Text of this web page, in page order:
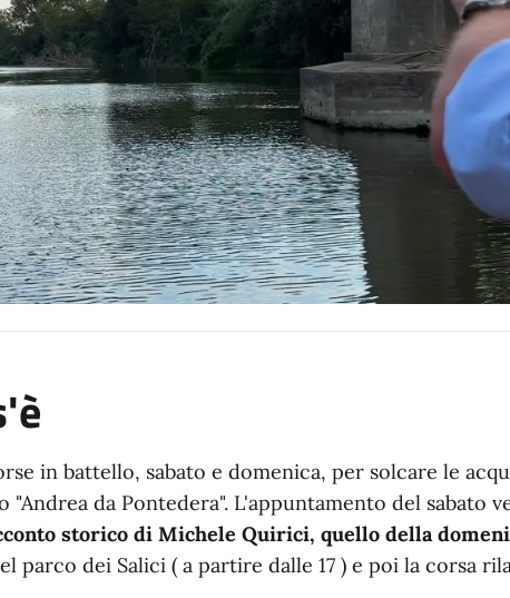
in battello, sabato e domenica, per solcare le
"Andrea da Pontedera". L'appuntamento del sabato
storico di Michele Quirici, quello della
parco dei Salici ( a partire dalle 17 ) e poi la corsa